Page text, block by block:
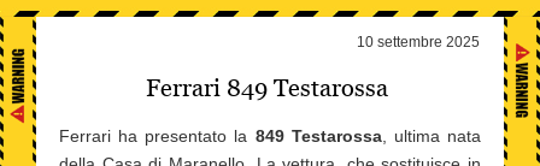
10 settembre 2025
Ferrari 849 Testarossa
Ferrari ha presentato la 849 Testarossa, ultima nata